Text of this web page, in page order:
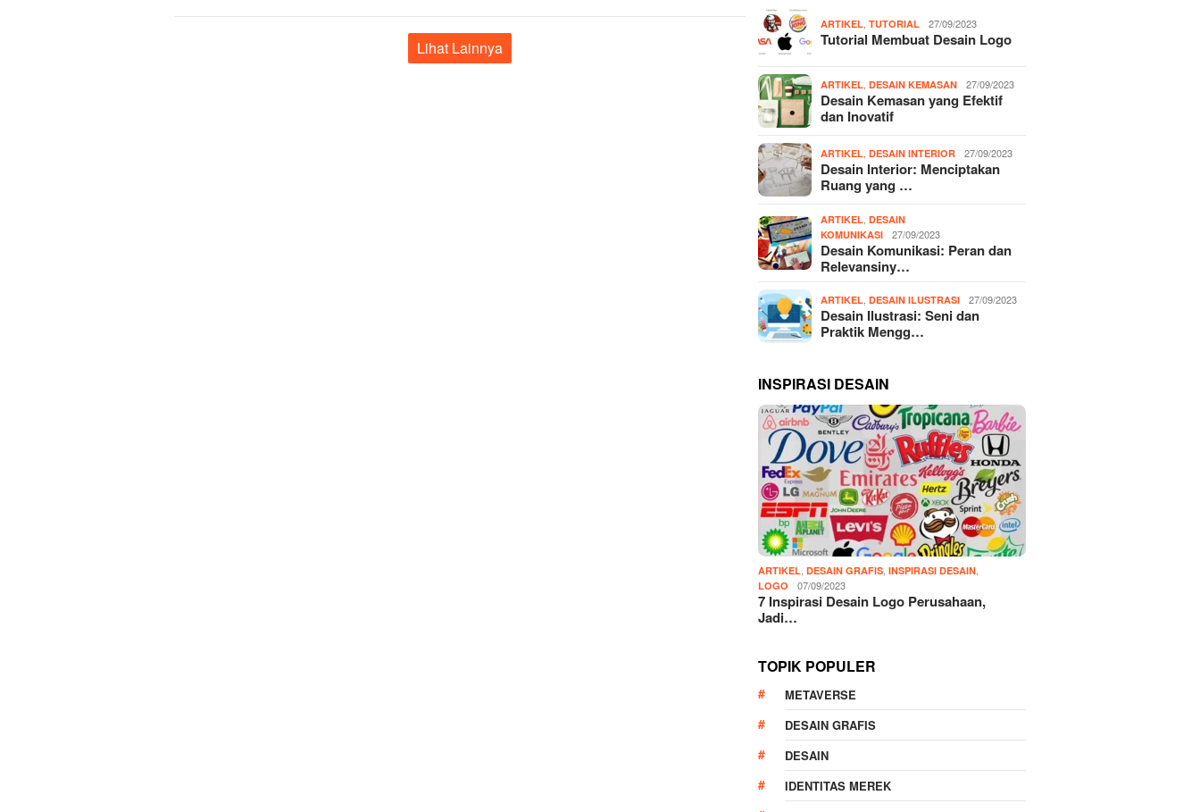
Lihat Lainnya
ARTIKEL ,TUTORIAL 27/09/2023
Tutorial Membuat Desain Logo
ARTIKEL ,DESAIN KEMASAN 27/09/2023
Desain Kemasan yang Efektif
dan Inovatif
ARTIKEL ,DESAIN INTERIOR 27/09/2023
Desain Interior: Menciptakan
Ruang yang …
ARTIKEL ,DESAIN
KOMUNIKASI
27/09/2023
Desain Komunikasi: Peran dan
Relevansiny…
ARTIKEL ,DESAIN ILUSTRASI 27/09/2023
Desain Ilustrasi: Seni dan
Praktik Mengg…
INSPIRASI DESAIN
ARTIKEL ,DESAIN GRAFIS ,INSPIRASI DESAIN
LOGO 07/09/2023
7 Inspirasi Desain Logo Perusahaan,
Jadi…
TOPIK POPULER
METAVERSE
DESAIN GRAFIS
DESAIN
IDENTITAS MEREK